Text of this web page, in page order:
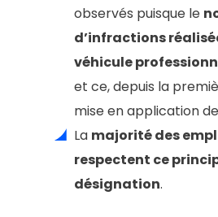
observés puisque le
d’infractions
véhicule
et ce, depuis la
mise en application
La majorité des
respectent ce
désignation.